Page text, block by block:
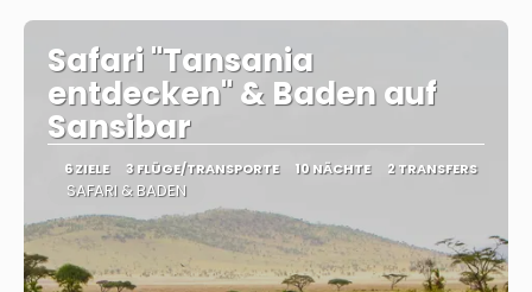
Safari "Tansania
entdecken" & Baden auf
Sansibar
6 ZIELE 3 FLÜGE/TRANSPORTE 10 NÄCHTE 2 TRANSFERS
SAFARI & BADEN